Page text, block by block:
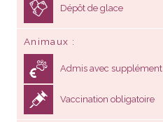
Dépôt de glace
Animaux
Admis avec supplément
Vaccination obligatoire